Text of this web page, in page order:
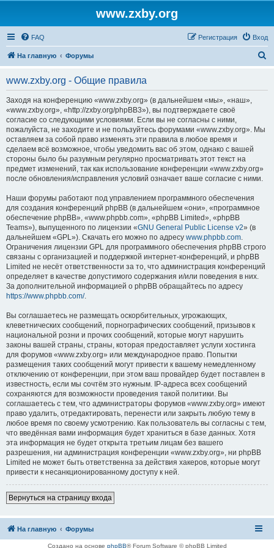
www.zxby.org
FAQ Вход
Регистрация
На главную Форумы
www.zxby.org - Общие правила
Заходя на конференцию «www.zxby.org» (в дальнейшем «мы», «наш»,
«www.zxby.org», «http://zxby.org/phpBB3»), вы подтверждаете своё
согласие со следующими условиями. Если вы не согласны с ними,
пожалуйста, не заходите и не пользуйтесь форумами «www.zxby.org». Мы
оставляем за собой право изменять эти правила в любое время и
сделаем всё возможное, чтобы уведомить вас об этом, однако с вашей
стороны было бы разумным регулярно просматривать этот текст на
предмет изменений, так как использование конференции «www.zxby.org»
после обновления/исправления условий означает ваше согласие с ними.
Наши форумы работают под управлением программного обеспечения
для создания конференций phpBB (в дальнейшем «они», «программное
обеспечение phpBB», «www.phpbb.com», «phpBB Limited», «phpBB
Teams»), выпущенного по лицензии «GNU General Public License v2» (в
дальнейшем «GPL»). Скачать его можно по адресу www.phpbb.com.
Ограничения лицензии GPL для программного обеспечения phpBB строго
связаны с организацией и поддержкой интернет-конференций, и phpBB
Limited не несёт ответственности за то, что администрация конференций
определяет в качестве допустимого содержания и/или поведения в них.
За дополнительной информацией о phpBB обращайтесь по адресу
https://www.phpbb.com/.
Вы соглашаетесь не размещать оскорбительных, угрожающих,
клеветнических сообщений, порнографических сообщений, призывов к
национальной розни и прочих сообщений, которые могут нарушить
законы вашей страны, страны, которая предоставляет услуги хостинга
для форумов «www.zxby.org» или международное право. Попытки
размещения таких сообщений могут привести к вашему немедленному
отключению от конференции, при этом ваш провайдер будет поставлен в
известность, если мы сочтём это нужным. IP-адреса всех сообщений
сохраняются для возможности проведения такой политики. Вы
соглашаетесь с тем, что администраторы форумов «www.zxby.org» имеют
право удалить, отредактировать, перенести или закрыть любую тему в
любое время по своему усмотрению. Как пользователь вы согласны с тем,
что введённая вами информация будет храниться в базе данных. Хотя
эта информация не будет открыта третьим лицам без вашего
разрешения, ни администрация конференции «www.zxby.org», ни phpBB
Limited не может быть ответственна за действия хакеров, которые могут
привести к несанкционированному доступу к ней.
Вернуться на страницу входа
На главную Форумы
Создано на основе phpBB® Forum Software © phpBB Limited